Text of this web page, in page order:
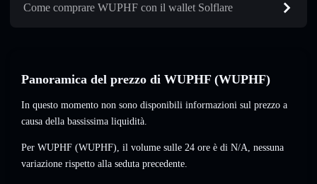
Come comprare WUPHF con il wallet Solflare
Panoramica del prezzo di WUPHF (WUPHF)
In questo momento non sono disponibili informazioni sul prezzo a
causa della bassissima liquidità.
Per WUPHF (WUPHF), il volume sulle 24 ore è di N/A, nessuna
variazione rispetto alla seduta precedente.